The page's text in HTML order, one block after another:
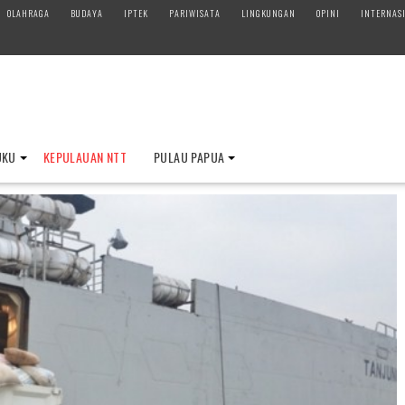
OLAHRAGA BUDAYA IPTEK PARIWISATA LINGKUNGAN OPINI
KEPULAUAN NTT PULAU PAPUA